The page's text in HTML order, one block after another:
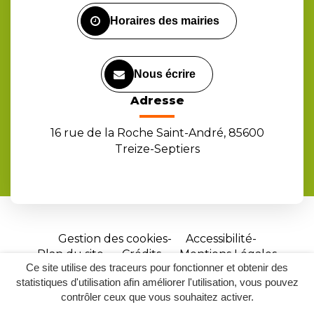
Ce site utilise des traceurs pour fonctionner et obtenir des
statistiques d'utilisation afin améliorer l'utilisation, vous pouvez
contrôler ceux que vous souhaitez activer.
Horaires des mairies
Nous écrire
Adresse
16 rue de la Roche Saint-André, 85600
Treize-Septiers
Gestion des cookies
Accessibilité
Plan du site
Crédits
Mentions Légales
Site
réalisé